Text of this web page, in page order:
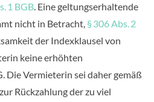
1 BGB. Eine geltungserhaltende
nicht in Betracht, § 306 Abs. 2
der Indexklausel von
keine erhöhten
Die Vermieterin sei daher gemäß
zur Rückzahlung der zu viel